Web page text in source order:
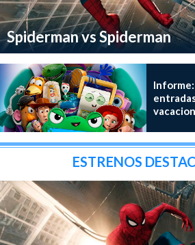
Spiderman vs Spiderman
Informe:
ESTRENOS